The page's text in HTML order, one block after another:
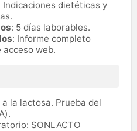
Indicaciones dietéticas y
: 5 días laborables.
: Informe completo
web.
la lactosa. Prueba del
SONLACTO